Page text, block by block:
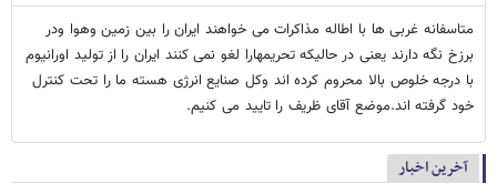
متاسفانه غربی ها با اطاله مذاکرات می خواهند ایران را بین زمین وهوا ودر
برزخ نگه دارند یعنی در حالیکه تحریمهارا لغو نمی کنند ایران را از تولید اورانیوم
با درجه خلوص بالا محروم کرده اند وکل صنایع انرژی هسته ما را تحت کنترل
خود گرفته اند.موضع آقای ظریف را تایید می کنیم.
آخرین اخبار